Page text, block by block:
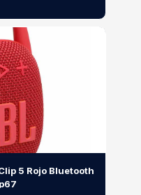
5 Rojo Bluetooth